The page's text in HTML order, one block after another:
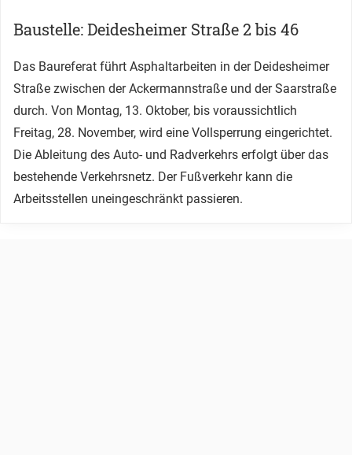
Baustelle: Deidesheimer Straße 2 bis 46
Das Baureferat führt Asphaltarbeiten in der Deidesheimer
Straße zwischen der Ackermannstraße und der Saarstraße
durch. Von Montag, 13. Oktober, bis voraussichtlich
Freitag, 28. November, wird eine Vollsperrung eingerichtet.
Die Ableitung des Auto- und Radverkehrs erfolgt über das
bestehende Verkehrsnetz. Der Fußverkehr kann die
Arbeitsstellen uneingeschränkt passieren.